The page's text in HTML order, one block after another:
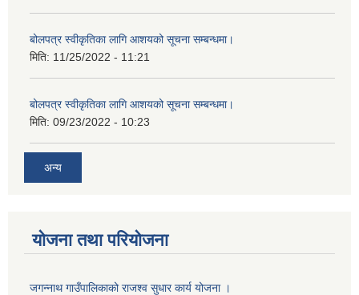
बोलपत्र स्वीकृतिका लागि आशयको सूचना सम्बन्धमा।
मिति: 11/25/2022 - 11:21
बोलपत्र स्वीकृतिका लागि आशयको सूचना सम्बन्धमा।
मिति: 09/23/2022 - 10:23
अन्य
योजना तथा परियोजना
जगन्नाथ गाउँपालिकाको राजश्व सुधार कार्य योजना ।